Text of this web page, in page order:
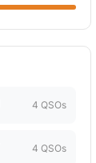
4 QSOs
4 QSOs